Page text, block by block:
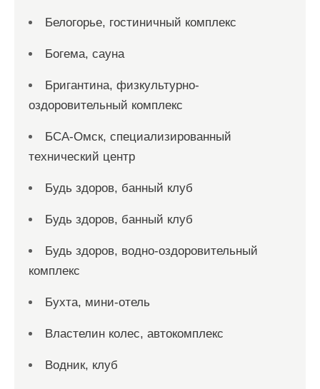
Белогорье, гостиничный комплекс
Богема, сауна
Бригантина, физкультурно-
оздоровительный комплекс
БСА-Омск, специализированный
технический центр
Будь здоров, банный клуб
Будь здоров, банный клуб
Будь здоров, водно-оздоровительный
комплекс
Бухта, мини-отель
Властелин колес, автокомплекс
Водник, клуб